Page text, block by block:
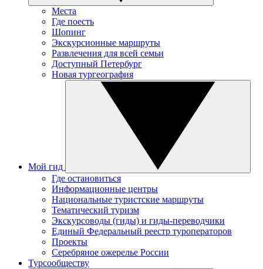
Места
Где поесть
Шопинг
Экскурсионные маршруты
Развлечения для всей семьи
Доступный Петербург
Новая тургеография
Мой гид
Где остановиться
Информационные центры
Национальные туристские маршруты
Тематический туризм
Экскурсоводы (гиды) и гиды-переводчики
Единый Федеральный реестр туроператоров
Проекты
Серебряное ожерелье России
Турсообществу